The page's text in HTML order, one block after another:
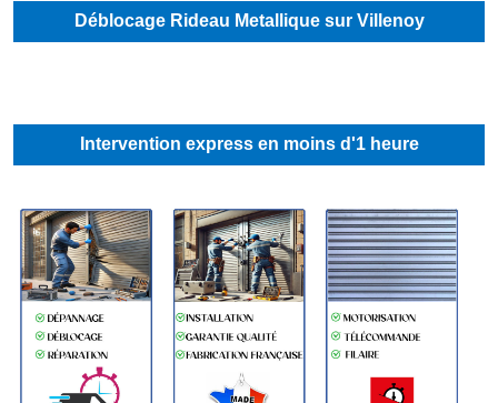
Déblocage Rideau Metallique sur Villenoy
Intervention express en moins d'1 heure